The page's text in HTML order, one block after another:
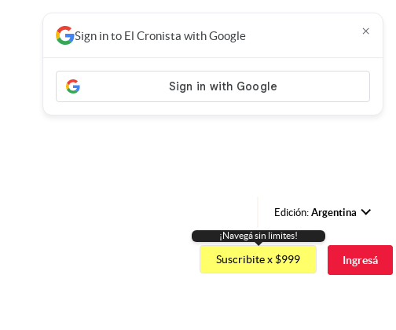
Edición: Argentina
Argentina
España
¡Navegá sin limites!
Suscribite x $999 Ingresá
Sign in to El Cronista with Google ×